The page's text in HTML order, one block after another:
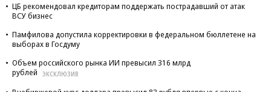
ЦБ рекомендовал кредиторам поддержать пострадавший от атак
ВСУ бизнес
Памфилова допустила корректировки в федеральном бюллетене на
выборах в Госдуму
Объем российского рынка ИИ превысил 316 млрд
рублей
ЭКСКЛЮЗИВ